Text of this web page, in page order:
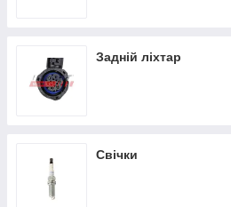
Задній ліхтар
Свічки